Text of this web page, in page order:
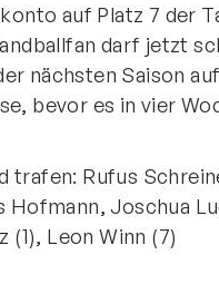
auf Platz 7 der
darf jetzt
nächsten Saison
bevor es in vier
trafen: Rufus
Hofmann, Joschua
(1), Leon Winn (7)